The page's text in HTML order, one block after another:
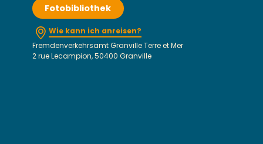
Fotobibliothek
Wie kann ich anreisen?
Fremdenverkehrsamt Granville Terre et Mer
2 rue Lecampion, 50400 Granville